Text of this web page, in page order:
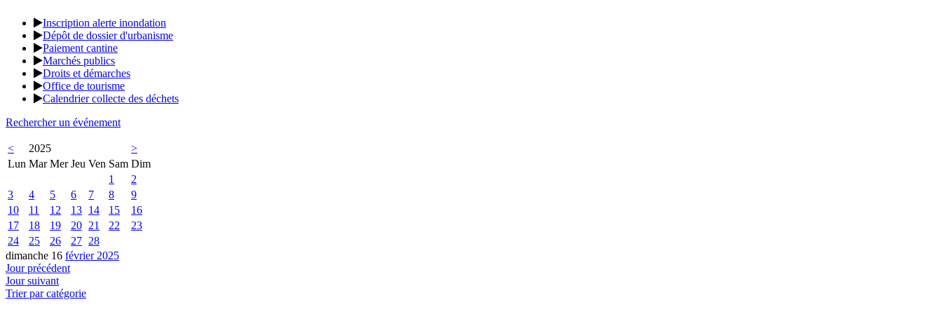
Inscription alerte inondation
Dépôt de dossier d'urbanisme
Paiement cantine
Marchés publics
Droits et démarches
Office de tourisme
Calendrier collecte des déchets
Rechercher un événement
< 2025
>
Lun Mar Mer Jeu Ven Sam Dim
1
2
3
4 5 6 7 8
9
10
11 12 13 14 15
16
17
18 19 20 21 22
23
24
25 26 27 28
dimanche 16 février 2025
Jour précédent
Jour suivant
Trier par catégorie